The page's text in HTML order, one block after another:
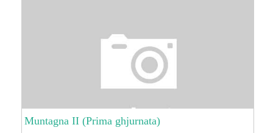
Muntagna II (Prima ghjurnata)